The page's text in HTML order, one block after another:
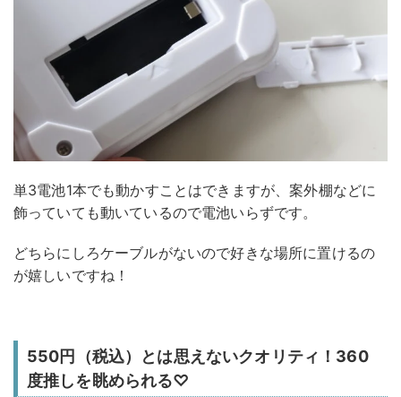
単3電池1本でも動かすことはできますが、案外棚などに
飾っていても動いているので電池いらずです。
どちらにしろケーブルがないので好きな場所に置けるの
が嬉しいですね！
550円（税込）とは思えないクオリティ！360
度推しを眺められる♡